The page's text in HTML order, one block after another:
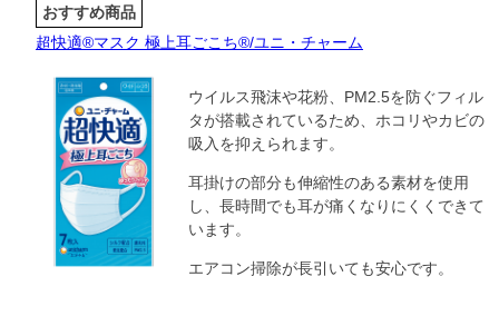
おすすめ商品
超快適®マスク 極上耳ごこち®/ユニ・チャーム
ウイルス飛沫や花粉、PM2.5を防ぐフィル
タが搭載されているため、ホコリやカビの
吸入を抑えられます。
耳掛けの部分も伸縮性のある素材を使用
し、長時間でも耳が痛くなりにくくできて
います。
エアコン掃除が長引いても安心です。